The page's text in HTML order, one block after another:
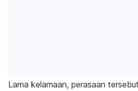
Lama kelamaan, perasaan